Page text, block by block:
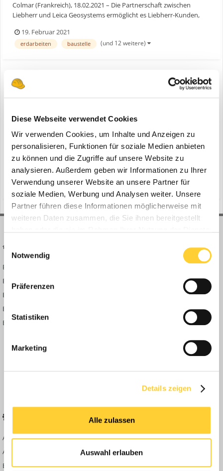
Diese Webseite verwendet Cookies
Wir verwenden Cookies, um Inhalte und Anzeigen zu
personalisieren, Funktionen für soziale Medien anbieten
zu können und die Zugriffe auf unsere Website zu
analysieren. Außerdem geben wir Informationen zu Ihrer
Verwendung unserer Website an unsere Partner für
soziale Medien, Werbung und Analysen weiter. Unsere
Partner führen diese Informationen möglicherweise mit
weiteren Daten zusammen, die Sie ihnen bereitgestellt
Einwilligungsauswahl
Notwendig
Präferenzen
Statistiken
Marketing
Details zeigen
Alle zulassen
Auswahl erlauben
Colmar (Frankreich), 18.02.2021 – Die Partnerschaft zwischen
Liebherr und Leica Geosystems ermöglicht es Liebherr-Kunden,
mit einer werkseitig eingebauten 2D- und 3D-Maschinensteuerung
zu erwerben. Erster Kunde, der von dieser Zusammenarbe...
19. Februar 2021
erdarbeiten baustelle (und 12 weitere)
ein Thema erstellte Bauforum24 inNews aus der
Colmar (Frankreich), 18.02.2021 – Die Partnerschaft zwischen
Liebherr und Leica Geosystems ermöglicht es Liebherr-Kunden,
Raupenbagger und Mobilbagger der Generation 6 und 8 optional
mit einer werkseitig eingebauten 2D- und 3D-Maschinensteuerung
zu erwerben. Erster Kunde, der von dieser Zusammenarbe...
19. Februar 2021
baustelle liebherr-maschine (und 12 weitere)
Bauforum24 News
Bauforum24 TV
BF24 Mediathek
BF24 Fotostrecken
Bauforum Shop
Abbruch
Ausbildung & Beruf
Bau Allgemein
KONTAKT
Werben auf
Bauforum24